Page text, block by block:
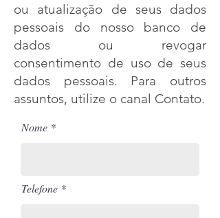
ou atualização de seus dados
pessoais do nosso banco de
dados ou revogar
consentimento de uso de seus
dados pessoais. Para outros
assuntos, utilize o canal Contato.
Nome
Telefone